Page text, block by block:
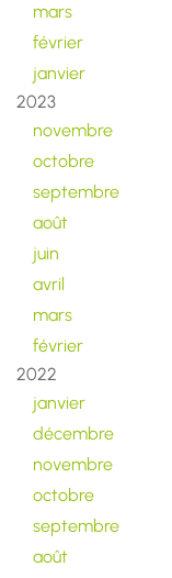
mars
février
janvier
2023
novembre
octobre
septembre
août
juin
avril
mars
février
2022
janvier
décembre
novembre
octobre
septembre
août